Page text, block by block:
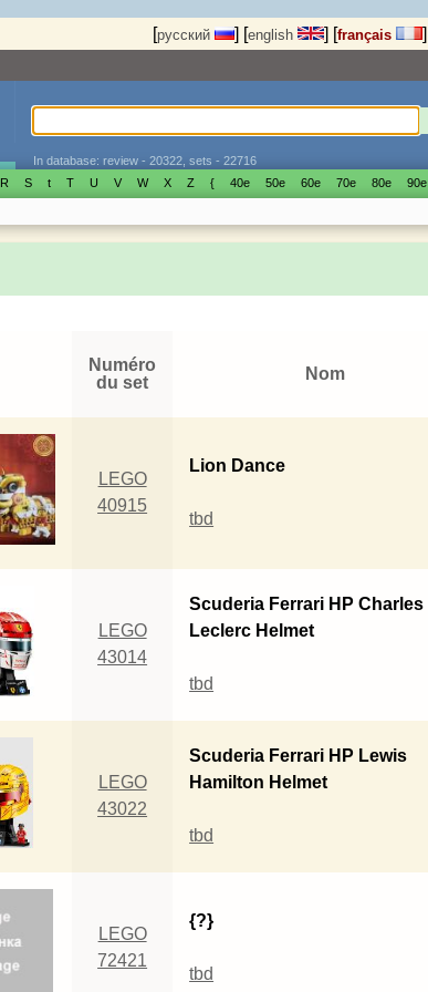
[русский ] [english ] [français ]
In database: review - 20322, sets - 22716
R S t T U V W X Z { 40е 50е 60е 70е 80е 90е
Numéro
du set
Nom
LEGO
40915
Lion Dance
tbd
LEGO
43014
Scuderia Ferrari HP Charles
Leclerc Helmet
tbd
LEGO
43022
Scuderia Ferrari HP Lewis
Hamilton Helmet
tbd
LEGO
72421
{?}
tbd